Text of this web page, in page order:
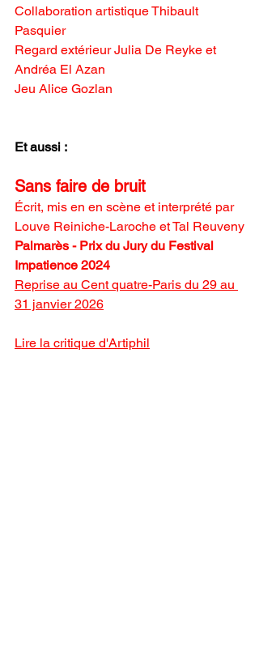
Collaboration artistique Thibault
Pasquier
Regard extérieur Julia De Reyke et
Andréa El Azan
Jeu Alice Gozlan
Et aussi :
Sans faire de bruit
Écrit, mis en en scène et interprété par
Louve Reiniche-Laroche et Tal Reuveny
Palmarès - Prix du Jury du Festival
Impatience 2024
Reprise au Cent quatre-Paris du 29 au
31 janvier 2026
Lire la critique d'Artiphil